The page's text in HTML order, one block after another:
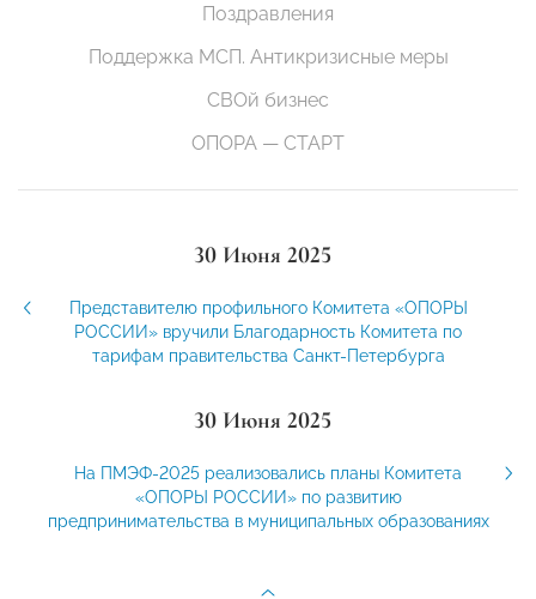
Поздравления
Поддержка МСП. Антикризисные меры
СВОй бизнес
ОПОРА — СТАРТ
30 Июня 2025
Представителю профильного Комитета «ОПОРЫ
РОССИИ» вручили Благодарность Комитета по
тарифам правительства Санкт-Петербурга
30 Июня 2025
На ПМЭФ-2025 реализовались планы Комитета
«ОПОРЫ РОССИИ» по развитию
предпринимательства в муниципальных образованиях